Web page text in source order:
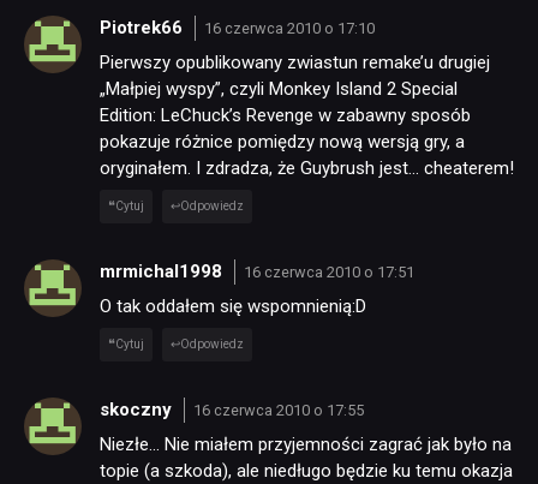
NEWSY
RECENZJE
KULTURA
TECHNOLOGIE
Piotrek66 16 czerwca 2010 o 17:10
Pierwszy opublikowany zwiastun remake’u drugiej
„Małpiej wyspy”, czyli Monkey Island 2 Special
Edition: LeChuck’s Revenge w zabawny sposób
pokazuje różnice pomiędzy nową wersją gry, a
oryginałem. I zdradza, że Guybrush jest… cheaterem!
Cytuj Odpowiedz
mrmichal1998 16 czerwca 2010 o 17:51
O tak oddałem się wspomnienią:D
Cytuj Odpowiedz
skoczny 16 czerwca 2010 o 17:55
Niezłe… Nie miałem przyjemności zagrać jak było na
topie (a szkoda), ale niedługo będzie ku temu okazja